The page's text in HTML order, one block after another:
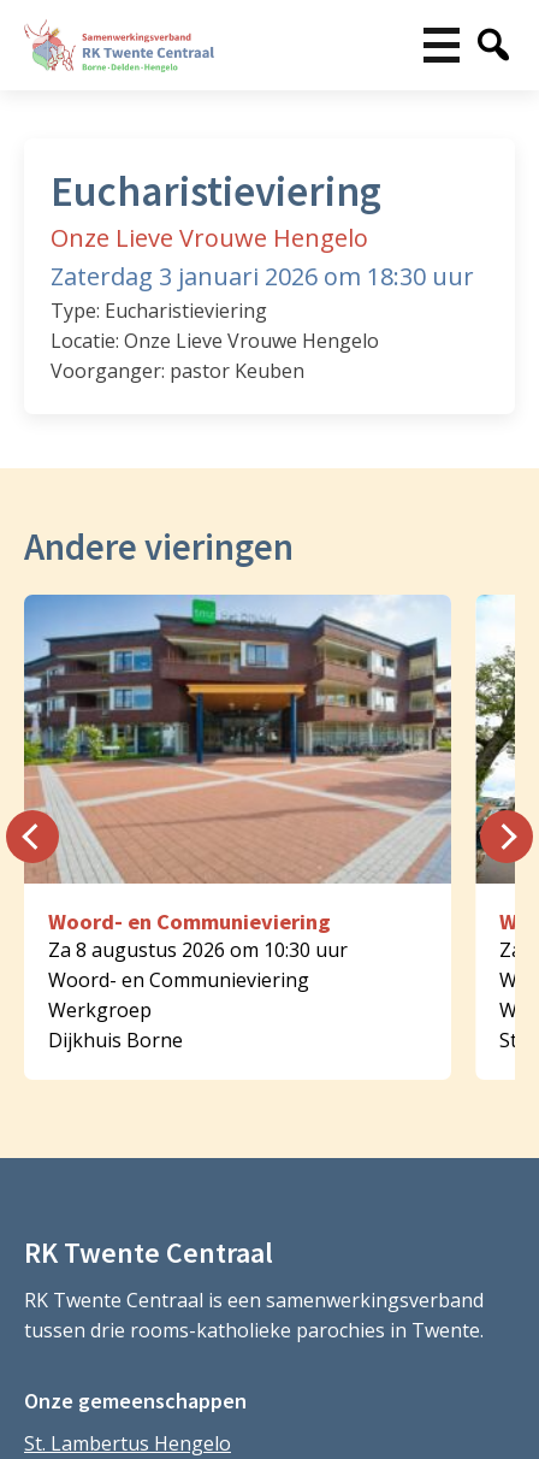
Eucharistieviering
Onze Lieve Vrouwe Hengelo
Zaterdag 3 januari 2026 om 18:30 uur
Type: Eucharistieviering
Locatie: Onze Lieve Vrouwe Hengelo
Voorganger: pastor Keuben
Andere vieringen
Woord- en Communieviering
Za 8 augustus 2026 om 10:30 uur
Woord- en Communieviering
Werkgroep
Dijkhuis Borne
Za
St.
RK Twente Centraal
RK Twente Centraal is een samenwerkingsverband
tussen drie rooms-katholieke parochies in Twente.
Onze gemeenschappen
St. Lambertus Hengelo